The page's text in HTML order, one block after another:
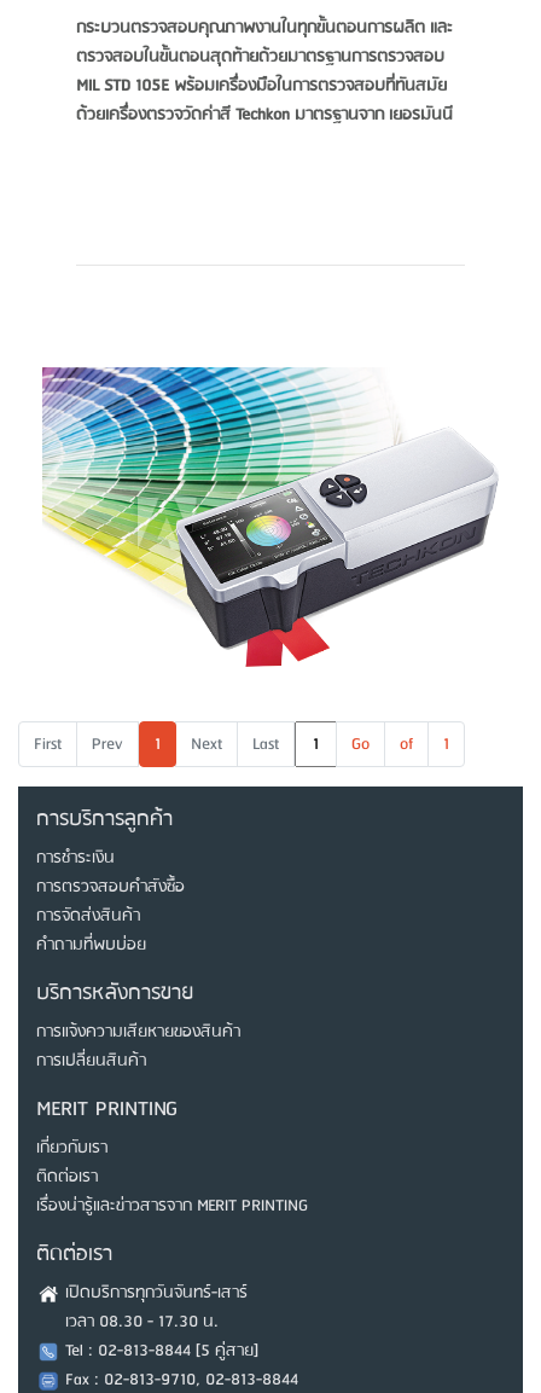
กระบวนตรวจสอบคุณภาพงานในทุกขั้นตอนการผลิต และ
ตรวจสอบในขั้นตอนสุดท้ายด้วยมาตรฐานการตรวจสอบ
MIL STD 105E พร้อมเครื่องมือในการตรวจสอบที่ทันสมัย
ด้วยเครื่องตรวจวัดค่าสี Techkon มาตรฐานจาก เยอรมันนี
First Prev 1 Next Last Go of 1
การบริการลูกค้า
การชำระเงิน
การตรวจสอบคำสังซื้อ
การจัดส่งสินค้า
คำถามที่พบบ่อย
บริการหลังการขาย
การแจ้งความเสียหายของสินค้า
การเปลี่ยนสินค้า
MERIT PRINTING
เกี่ยวกับเรา
ติดต่อเรา
เรื่องน่ารู้และข่าวสารจาก MERIT PRINTING
ติดต่อเรา
เปิดบริการทุกวันจันทร์-เสาร์
เวลา 08.30 - 17.30 น.
Tel : 02-813-8844 [5 คู่สาย]
Fax : 02-813-9710, 02-813-8844